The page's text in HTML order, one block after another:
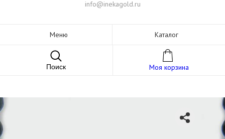
info@inekagold.ru
Меню Каталог
Поиск Моя корзина